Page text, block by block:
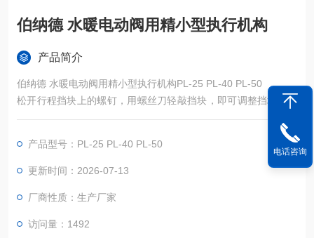
伯纳德 水暖电动阀用精小型执行机构
产品简介
伯纳德 水暖电动阀用精小型执行机构PL-25 PL-40 PL-50
松开行程挡块上的螺钉，用螺丝刀轻敲挡块，即可调整挡块的角
度，从而改变电气限位的开闭角度。最后，切实紧固好行程挡块
产品型号：PL-25 PL-40 PL-50
更新时间：2026-07-13
厂商性质：生产厂家
访问量：1492
电话咨询